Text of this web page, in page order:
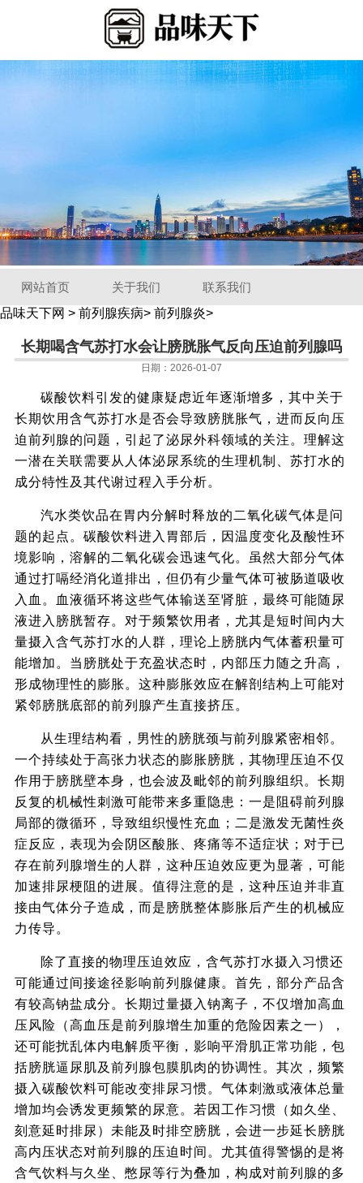
网站首页 关于我们
联系我们
品味天下网 > 前列腺疾病> 前列腺炎>
长期喝含气苏打水会让膀胱胀气反向压迫前列腺吗
日期：2026-01-07
碳酸饮料引发的健康疑虑近年逐渐增多，其中关于
长期饮用含气苏打水是否会导致膀胱胀气，进而反向压
迫前列腺的问题，引起了泌尿外科领域的关注。理解这
一潜在关联需要从人体泌尿系统的生理机制、苏打水的
成分特性及其代谢过程入手分析。
汽水类饮品在胃内分解时释放的二氧化碳气体是问
题的起点。碳酸饮料进入胃部后，因温度变化及酸性环
境影响，溶解的二氧化碳会迅速气化。虽然大部分气体
通过打嗝经消化道排出，但仍有少量气体可被肠道吸收
入血。血液循环将这些气体输送至肾脏，最终可能随尿
液进入膀胱暂存。对于频繁饮用者，尤其是短时间内大
量摄入含气苏打水的人群，理论上膀胱内气体蓄积量可
能增加。当膀胱处于充盈状态时，内部压力随之升高，
形成物理性的膨胀。这种膨胀效应在解剖结构上可能对
紧邻膀胱底部的前列腺产生直接挤压。
从生理结构看，男性的膀胱颈与前列腺紧密相邻。
一个持续处于高张力状态的膨胀膀胱，其物理压迫不仅
作用于膀胱壁本身，也会波及毗邻的前列腺组织。长期
反复的机械性刺激可能带来多重隐患：一是阻碍前列腺
局部的微循环，导致组织慢性充血；二是激发无菌性炎
症反应，表现为会阴区酸胀、疼痛等不适症状；对于已
存在前列腺增生的人群，这种压迫效应更为显著，可能
加速排尿梗阻的进展。值得注意的是，这种压迫并非直
接由气体分子造成，而是膀胱整体膨胀后产生的机械应
力传导。
除了直接的物理压迫效应，含气苏打水摄入习惯还
可能通过间接途径影响前列腺健康。首先，部分产品含
有较高钠盐成分。长期过量摄入钠离子，不仅增加高血
压风险（高血压是前列腺增生加重的危险因素之一），
还可能扰乱体内电解质平衡，影响平滑肌正常功能，包
括膀胱逼尿肌及前列腺包膜肌肉的协调性。其次，频繁
摄入碳酸饮料可能改变排尿习惯。气体刺激或液体总量
增加均会诱发更频繁的尿意。若因工作习惯（如久坐、
刻意延时排尿）未能及时排空膀胱，会进一步延长膀胱
高内压状态对前列腺的压迫时间。尤其值得警惕的是将
含气饮料与久坐、憋尿等行为叠加，构成对前列腺的多